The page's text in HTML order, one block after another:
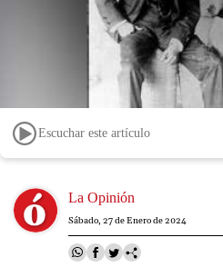
Escuchar este artículo
Image La Opinión
Sábado, 27 de Enero de 2024